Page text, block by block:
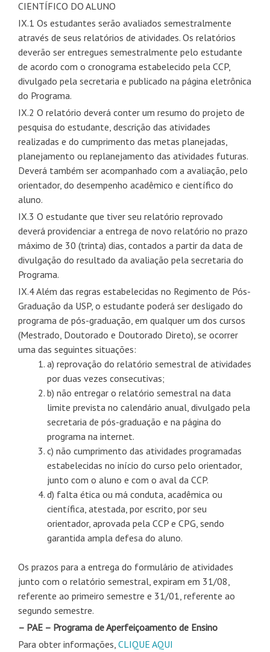
CIENTÍFICO DO ALUNO
IX.1 Os estudantes serão avaliados semestralmente
através de seus relatórios de atividades. Os relatórios
deverão ser entregues semestralmente pelo estudante
de acordo com o cronograma estabelecido pela CCP,
divulgado pela secretaria e publicado na página eletrônica
do Programa.
IX.2 O relatório deverá conter um resumo do projeto de
pesquisa do estudante, descrição das atividades
realizadas e do cumprimento das metas planejadas,
planejamento ou replanejamento das atividades futuras.
Deverá também ser acompanhado com a avaliação, pelo
orientador, do desempenho acadêmico e científico do
aluno.
IX.3 O estudante que tiver seu relatório reprovado
deverá providenciar a entrega de novo relatório no prazo
máximo de 30 (trinta) dias, contados a partir da data de
divulgação do resultado da avaliação pela secretaria do
Programa.
IX.4 Além das regras estabelecidas no Regimento de Pós-
Graduação da USP, o estudante poderá ser desligado do
programa de pós-graduação, em qualquer um dos cursos
(Mestrado, Doutorado e Doutorado Direto), se ocorrer
uma das seguintes situações:
a) reprovação do relatório semestral de atividades
por duas vezes consecutivas;
b) não entregar o relatório semestral na data
limite prevista no calendário anual, divulgado pela
secretaria de pós-graduação e na página do
programa na internet.
c) não cumprimento das atividades programadas
estabelecidas no início do curso pelo orientador,
junto com o aluno e com o aval da CCP.
d) falta ética ou má conduta, acadêmica ou
científica, atestada, por escrito, por seu
orientador, aprovada pela CCP e CPG, sendo
garantida ampla defesa do aluno.
Os prazos para a entrega do formulário de atividades
junto com o relatório semestral, expiram em 31/08,
referente ao primeiro semestre e 31/01, referente ao
segundo semestre.
– PAE – Programa de Aperfeiçoamento de Ensino
Para obter informações, CLIQUE AQUI